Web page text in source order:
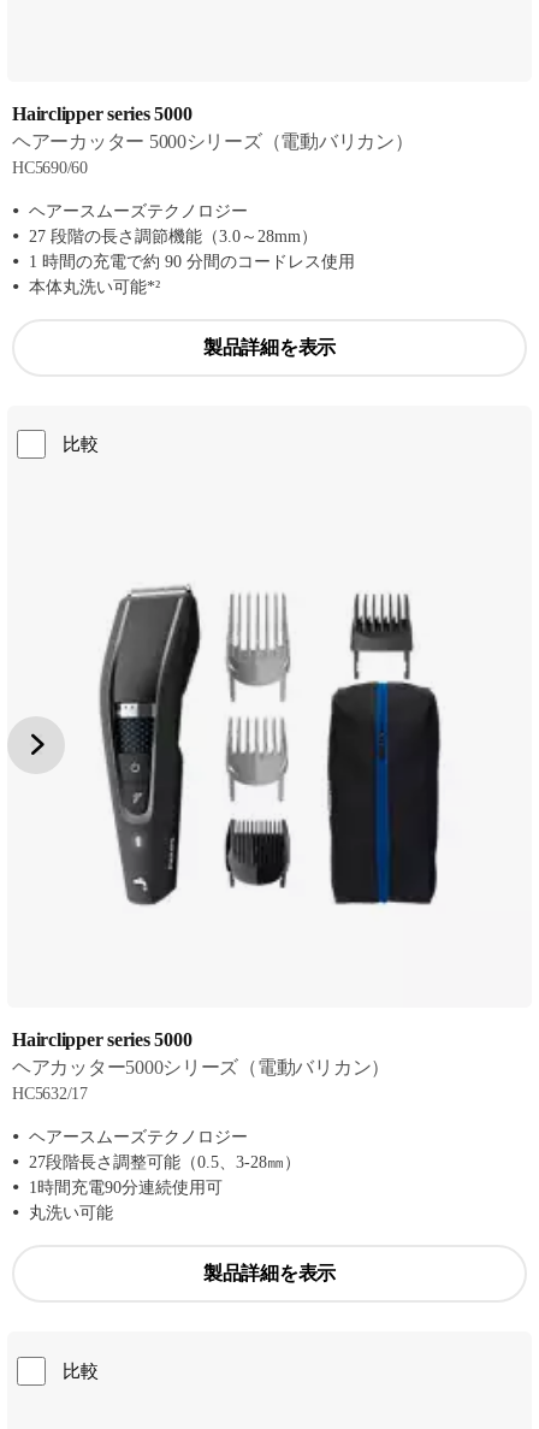
Hairclipper series 5000
ヘアーカッター 5000シリーズ（電動バリカン）
HC5690/60
ヘアースムーズテクノロジー
27 段階の長さ調節機能（3.0～28mm）
1 時間の充電で約 90 分間のコードレス使用
本体丸洗い可能*²
製品詳細を表示
比較
Hairclipper series 5000
ヘアカッター5000シリーズ（電動バリカン）
HC5632/17
ヘアースムーズテクノロジー
27段階長さ調整可能（0.5、3-28㎜）
1時間充電90分連続使用可
丸洗い可能
製品詳細を表示
比較